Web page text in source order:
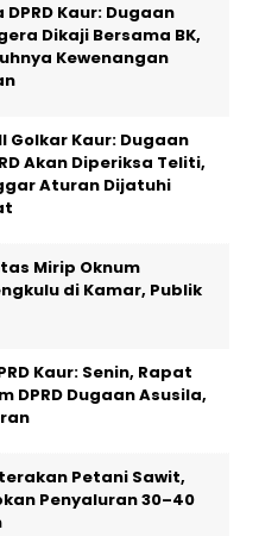
Kaur: Dugaan
Dikaji Bersama BK,
Kewenangan
Golkar Kaur: Dugaan
Akan Diperiksa Teliti,
Aturan Dijatuhi
Mirip Oknum
di Kamar, Publik
Kaur: Senin, Rapat
DPRD Dugaan Asusila,
Petani Sawit,
Penyaluran 30–40